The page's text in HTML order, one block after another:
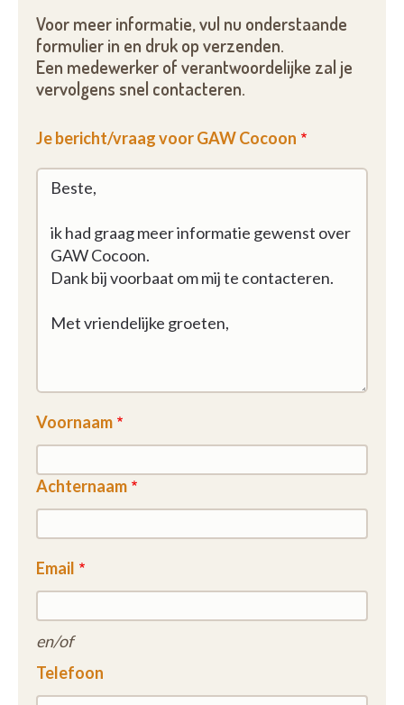
Voor meer informatie, vul nu onderstaande
formulier in en druk op verzenden.
Een medewerker of verantwoordelijke zal je
vervolgens snel contacteren.
Je bericht/vraag voor GAW Cocoon
Voornaam
Achternaam
Email
en/of
Telefoon